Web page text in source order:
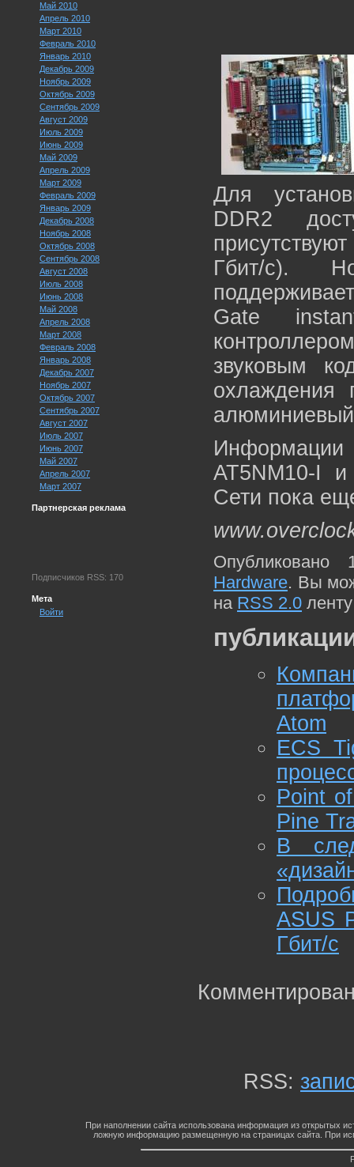
Май 2010
Апрель 2010
Март 2010
Февраль 2010
Январь 2010
Декабрь 2009
Ноябрь 2009
Октябрь 2009
Сентябрь 2009
Август 2009
Июль 2009
Июнь 2009
Май 2009
Апрель 2009
Март 2009
Февраль 2009
Январь 2009
Декабрь 2008
Ноябрь 2008
Октябрь 2008
Сентябрь 2008
Август 2008
Июль 2008
Июнь 2008
Май 2008
Апрель 2008
Март 2008
Февраль 2008
Январь 2008
Декабрь 2007
Ноябрь 2007
Октябрь 2007
Сентябрь 2007
Август 2007
Июль 2007
Июнь 2007
Май 2007
Апрель 2007
Март 2007
Партнерская реклама
Подписчиков RSS: 170
Мета
Войти
Для
DDR2
Гбит/с).
Gate
звуковым
охлаждения
алюминиевый
AT5NM10-I
Сети пока
Hardware. Вы
на RSS 2.0
Atom
ECS
Point
Pine
В
ASUS
Гбит/с
RSS:
При наполнении сайта использована информация из открытых
ложную информацию размещенную на страницах сайта. При